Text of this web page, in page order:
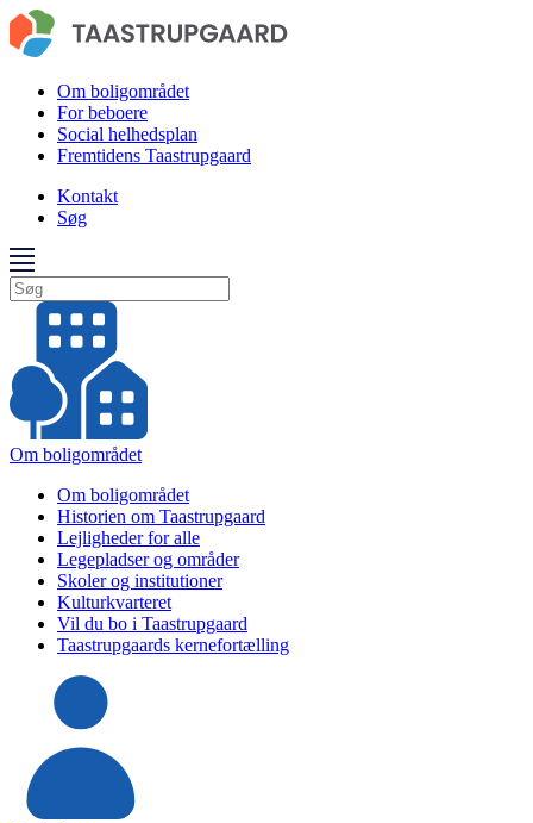
Om boligområdet
For beboere
Social helhedsplan
Fremtidens Taastrupgaard
Kontakt
Søg
Om boligområdet
Om boligområdet
Historien om Taastrupgaard
Lejligheder for alle
Legepladser og områder
Skoler og institutioner
Kulturkvarteret
Vil du bo i Taastrupgaard
Taastrupgaards kernefortælling